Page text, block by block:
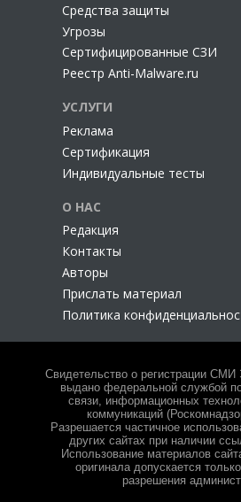
Cредства защиты
Угрозы
Сертифицированные СЗИ
Реестр Anti-Malware.ru
УСЛУГИ
Реклама
Сертификация
Индивидуальные тесты
О НАС
Редакция
Контакты
Авторы
Прислать материал
Политика
Свидетельство о регистрации
выдано федеральной службой
связи, информационных
коммуникаций
Разрешается частичное
других сайтах при наличии
Использование материалов
оригинала допускается
разрешения